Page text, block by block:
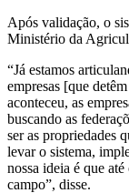
Após validação, o
Ministério da
“Já estamos
empresas [que
aconteceu, as
buscando as
ser as propriedades
levar o sistema,
nossa ideia é que
campo”, disse.